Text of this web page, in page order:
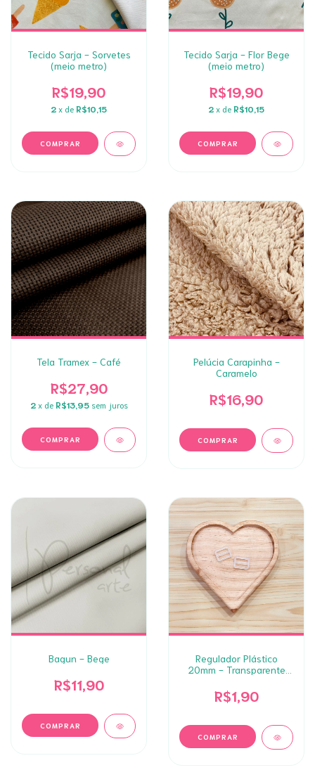
Tecido Sarja - Sorvetes
(meio metro)
R$19,90
2 x de R$10,15
Tecido Sarja - Flor Bege
(meio metro)
R$19,90
2 x de R$10,15
Tela Tramex - Café
R$27,90
2 x de R$13,95 sem juros
Pelúcia Carapinha -
Caramelo
R$16,90
Bagun - Bege
R$11,90
Regulador Plástico
20mm - Transparente
R$1,90